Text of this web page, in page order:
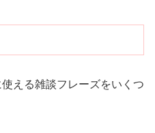
える雑談フレーズをいくつ